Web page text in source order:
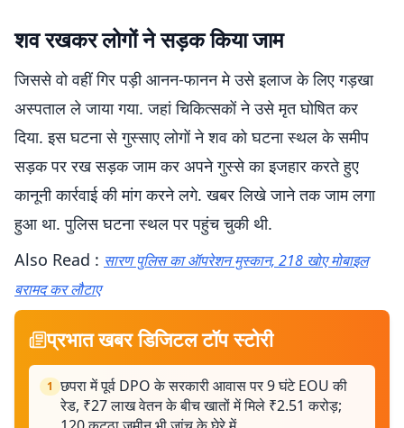
शव रखकर लोगों ने सड़क किया जाम
जिससे वो वहीं गिर पड़ी आनन-फानन मे उसे इलाज के लिए गड़खा
अस्पताल ले जाया गया. जहां चिकित्सकों ने उसे मृत घोषित कर
दिया. इस घटना से गुस्साए लोगों ने शव को घटना स्थल के समीप
सड़क पर रख सड़क जाम कर अपने गुस्से का इजहार करते हुए
कानूनी कार्रवाई की मांग करने लगे. खबर लिखे जाने तक जाम लगा
हुआ था. पुलिस घटना स्थल पर पहुंच चुकी थी.
Also Read : सारण पुलिस का ऑपरेशन मुस्कान, 218 खोए मोबाइल
बरामद कर लौटाए
प्रभात खबर डिजिटल टॉप स्टोरी
1 छपरा में पूर्व DPO के सरकारी आवास पर 9 घंटे EOU की
रेड, ₹27 लाख वेतन के बीच खातों में मिले ₹2.51 करोड़;